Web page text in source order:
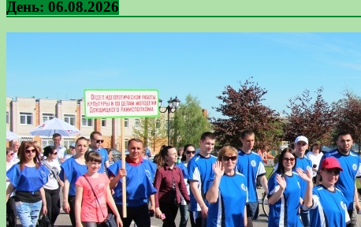
День: 06.08.2026